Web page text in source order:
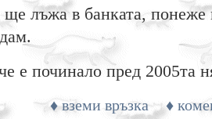
лъжа в банката, понеже
е починало пред 2005та
♦ вземи връзка ♦